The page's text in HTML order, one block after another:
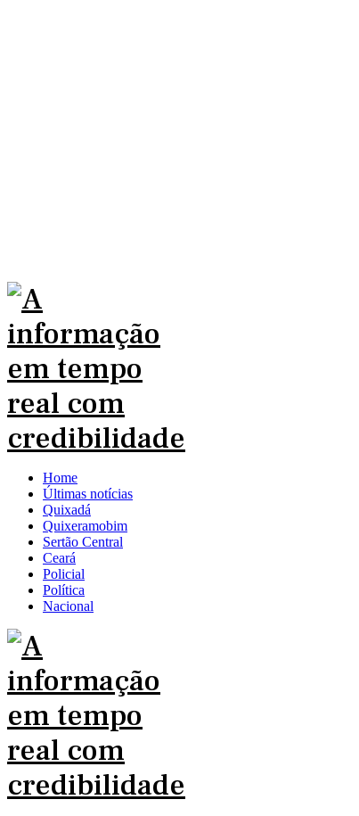
Home
Últimas notícias
Quixadá
Quixeramobim
Sertão Central
Ceará
Policial
Política
Nacional